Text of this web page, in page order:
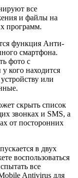
все
и файлы на
программ.
функция Анти-
смартфона.
фото с
кого находится
или
скрыть список
звонках и SMS, а
от посторонних
в двух
воспользоваться
все
Antivirus для